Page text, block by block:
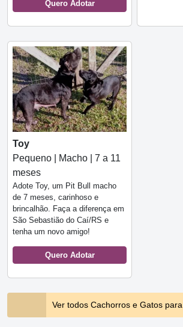
Quero Adotar
Toy
Pequeno | Macho | 7 a 11
meses
Adote Toy, um Pit Bull macho
de 7 meses, carinhoso e
brincalhão. Faça a diferença em
São Sebastião do Caí/RS e
tenha um novo amigo!
Quero Adotar
Ver todos Cachorros e Gatos para